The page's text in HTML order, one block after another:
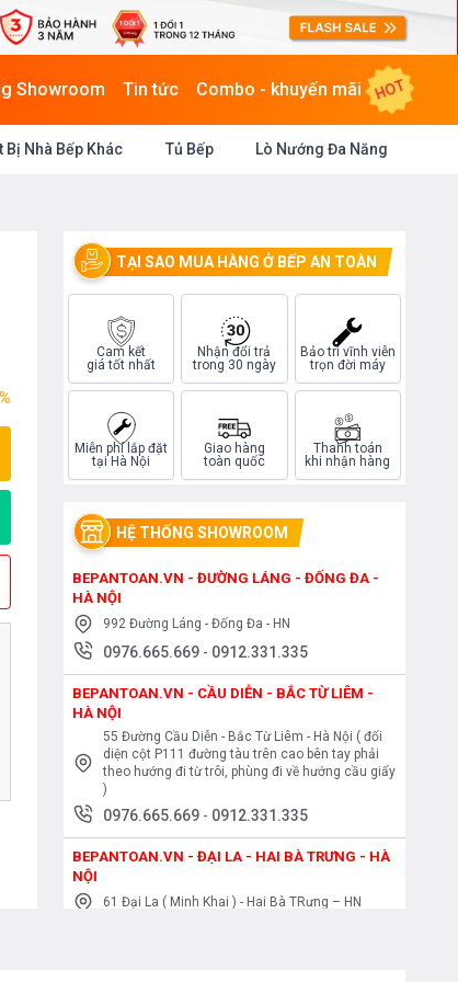
Showroom Tin tức Combo - khuyến mãi HOT
Bị Nhà Bếp Khác Tủ Bếp Lò Nướng Đa Năng
TẠI SAO MUA HÀNG Ở BẾP AN TOÀN
Cam kết
giá tốt nhất
Nhận đổi trả
trong 30 ngày
Bảo trì vĩnh viễn
trọn đời máy
Miễn phí lắp đặt
tại Hà Nội
Giao hàng
toàn quốc
Thanh toán
khi nhận hàng
HỆ THỐNG SHOWROOM
BEPANTOAN.VN - ĐƯỜNG LÁNG - ĐỐNG ĐA -
HÀ NỘI
992 Đường Láng - Đống Đa - HN
0976.665.669 - 0912.331.335
BEPANTOAN.VN - CẦU DIỄN - BẮC TỪ LIÊM -
HÀ NỘI
55 Đường Cầu Diễn - Bắc Từ Liêm - Hà Nội ( đối
diện cột P111 đường tàu trên cao bên tay phải
theo hướng đi từ trôi, phùng đi về hướng cầu giấy
)
0976.665.669 - 0912.331.335
BEPANTOAN.VN - ĐẠI LA - HAI BÀ TRƯNG - HÀ
NỘI
61 Đại La ( Minh Khai ) - Hai Bà TRưng – HN